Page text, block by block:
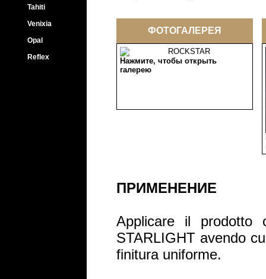
Tahiti
Venixia
Opal
Reflex
ФОТОГАЛЕРЕЯ
Нажмите, чтобы открыть
галерею
ПРИМЕНЕНИЕ
Applicare il
STARLIGHT avendo
finitura uniforme.